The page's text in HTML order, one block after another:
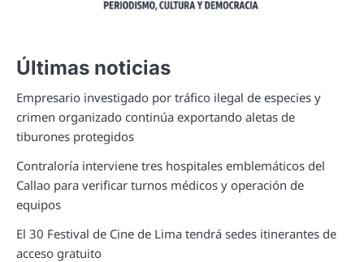
Últimas noticias
Empresario investigado por tráfico ilegal de especies y
crimen organizado continúa exportando aletas de
tiburones protegidos
Contraloría interviene tres hospitales emblemáticos del
Callao para verificar turnos médicos y operación de
equipos
El 30 Festival de Cine de Lima tendrá sedes itinerantes de
acceso gratuito